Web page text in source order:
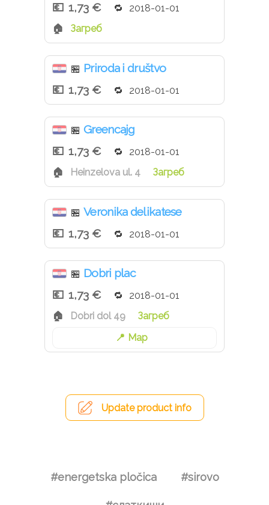
1,73 €
2018-01-01
Загреб
🏪 Priroda i društvo
1,73 €
2018-01-01
🏪 Greencajg
1,73 €
2018-01-01
Heinzelova ul. 4
Загреб
🏪 Veronika delikatese
1,73 €
2018-01-01
🏪 Dobri plac
1,73 €
2018-01-01
Dobri dol 49
Загреб
Map
Update product info
#energetska pločica #sirovo